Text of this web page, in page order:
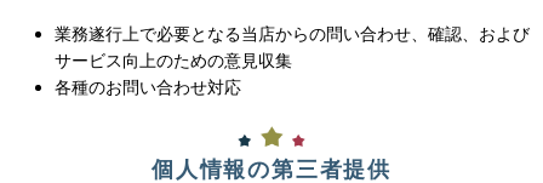
業務遂行上で必要となる当店からの問い合わせ、確認、および
サービス向上のための意見収集
各種のお問い合わせ対応
個人情報の第三者提供